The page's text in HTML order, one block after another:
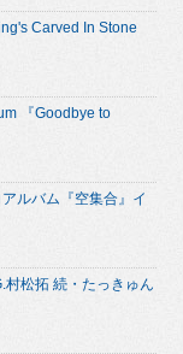
Carved In Stone
『Goodbye to
ルバム『空集合』イ
村松拓 続・たっきゅん